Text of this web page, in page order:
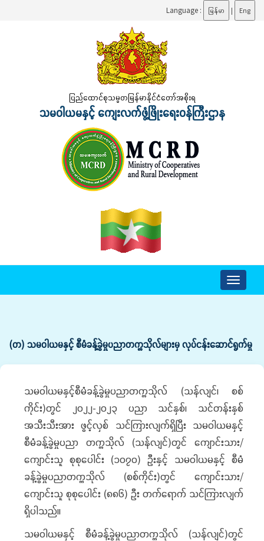
Language : မြန်မာ | Eng
ပြည်ထောင်စုသမ္မတမြန်မာနိုင်ငံတော်အစိုးရ
သမဝါယမနှင့် ကျေးလက်ဖွံ့ဖြိုးရေးဝန်ကြီးဌာန
Toggle
(တ) သမဝါယမနှင့် စီမံခန့်ခွဲမှုပညာတက္ကသိုလ်များမှ လုပ်ငန်းဆောင်ရွက်မှု
သမဝါယမနှင့်စီမံခန့်ခွဲမှုပညာတက္ကသိုလ် (သန်လျင်၊ စစ်
ကိုင်း)တွင် ၂၀၂၂-၂၀၂၃ ပညာ သင်နှစ်၊ သင်တန်းနှစ်
အသီးသီးအား ဖွင့်လှစ် သင်ကြားလျက်ရှိပြီး သမဝါယမနှင့်
စီမံခန့်ခွဲမှုပညာ တက္ကသိုလ် (သန်လျင်)တွင် ကျောင်းသား/
ကျောင်းသူ စုစုပေါင်း (၁၀၇၀) ဦးနှင့် သမဝါယမနှင့် စီမံ
ခန့်ခွဲမှုပညာတက္ကသိုလ် (စစ်ကိုင်း)တွင် ကျောင်းသား/
ကျောင်းသူ စုစုပေါင်း (၈၈၆) ဦး တက်ရောက် သင်ကြားလျက်
ရှိပါသည်။
သမဝါယမနှင့် စီမံခန့်ခွဲမှုပညာတက္ကသိုလ် (သန်လျင်)တွင်